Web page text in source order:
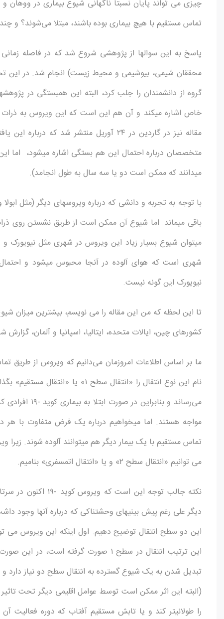
چیزی می تواند پایان نسبتا ناگهانی شیوع بیماری در ووهان
تماس مستقیم با هیچ بیماری بوده باشند، مبتلا می‌­شوند؟
محققان شیمی، بیوشیمی و محیط زیست) انجام شد. در این
گروه از دانشمندان را جلب کرد، البته این همبستگی در
خاص اشاره می­کند و آن هم این است که این ویروس به
مقاله نیز در گاردین در ۲۴ آوریل منتشر
متخصصان درباره احتمال این هم بستگی اشاره می­شود، اما
می­دانند که ممکن است دو یا سه سال به طول انجامد).
باقی می­ماند. اما شیوع آن ممکن است از طریق نشستن روی
می­توان شیوع بسیار زیاد این ویروس در شهری مثل نیویورک و
شهری است که هوای آلوده در آنجا محبوس می­شود و
نیویورک این گونه نیست.
کشورهای چین، ایالات متحده، ایتالیا، اسپانیا و آلمان،
ما بر اساس اطلاعات امروزمان می­‌دانیم که ویروس از طریق
نام این نوع انتقال را «انتقال
می­‌رساند و
مواجه هستند. اما می­خواهیم درباره یک فرض متفاوت با
تماس مستقیم با یک بیمار دیگر هم می­توانند آلوده شوند.
می توانیم «انتقال سطح ۲» و یا «انتقال اتمسفری» بنامیم.
نکته جالب توجه
دیگر علی رغم پیش بینی­های وحشتناکی که درباره آنها وجود
این دو سطح انتقال توضیح دهیم. اول اینکه این ویروس می
این ترتیب انتقال در سطح ۱ صورت
تبدیل شدن به یک شیوع گسترده به انتقال سطح دو نیاز
(البته این اثر ممکن است توسط عوامل اقلیمی دیگر تحت
را طولانی­تر کند و یا تابش مستقیم آفتاب که دوره فعالیت